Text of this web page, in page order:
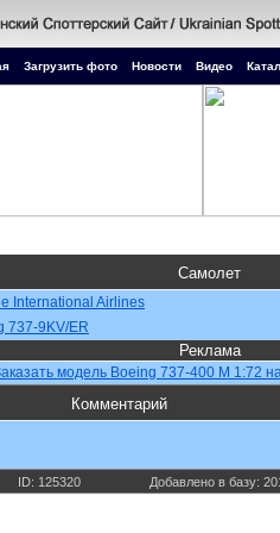
Загрузить фото Новости Видео
Самолет
International Airlines
737-9KV/ER
Реклама
модель Boeing 737-400 M 1:72
Комментарий
ID: 125320 Добавлено в базу: